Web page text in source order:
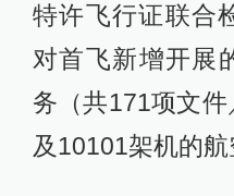
特许飞行证联合
对首飞新增开展
务（共171项文
及10101架机的航